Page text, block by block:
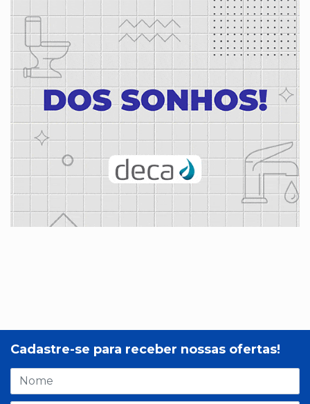
Cadastre-se para receber nossas ofertas!